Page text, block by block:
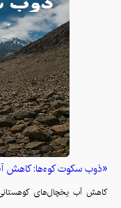
«ذوب سکوت کوه‌ها: کاهش
کاهش آب یخچال‌های